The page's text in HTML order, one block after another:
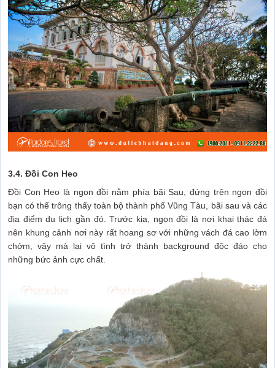
3.4. Đồi Con Heo
Đồi Con Heo là ngọn đồi nằm phía bãi Sau, đứng trên ngọn đồi
bạn có thể trông thấy toàn bộ thành phố Vũng Tàu, bãi sau và các
địa điểm du lịch gần đó. Trước kia, ngọn đồi là nơi khai thác đá
nên khung cảnh nơi này rất hoang sơ với những vách đá cao lởm
chởm, vậy mà lại vô tình trở thành background độc đáo cho
những bức ảnh cực chất.